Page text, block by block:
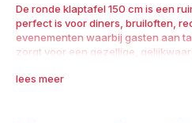
De ronde klaptafel 150 cm is een
perfect is voor diners, bruiloften,
evenementen waarbij gasten aan
zorgt voor een gezellige,
lees meer